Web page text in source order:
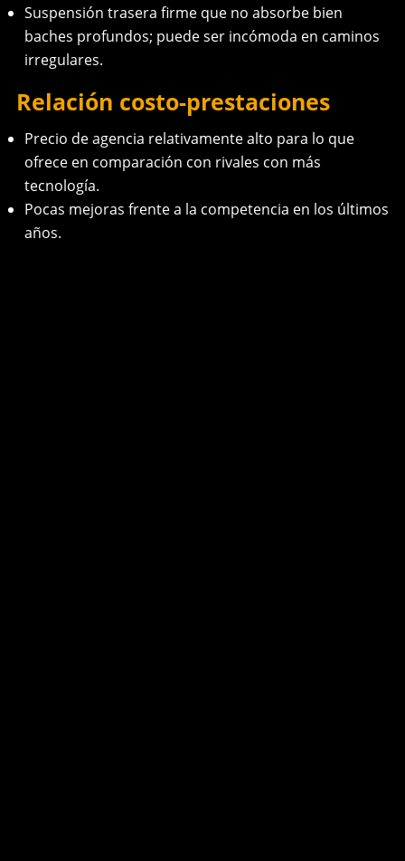
Suspensión trasera firme que no absorbe bien
baches profundos; puede ser incómoda en caminos
irregulares.
Relación costo-prestaciones
Precio de agencia relativamente alto para lo que
ofrece en comparación con rivales con más
tecnología.
Pocas mejoras frente a la competencia en los últimos
años.